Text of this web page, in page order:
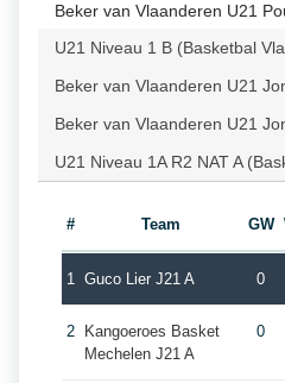
Beker van Vlaanderen U21
U21 Niveau 1 B (Basketbal
Beker van Vlaanderen U21
Beker van Vlaanderen U21
U21 Niveau 1A R2 NAT A
# Team GW
1 Guco Lier J21 A 0
2
Kangoeroes Basket
Mechelen J21 A
0